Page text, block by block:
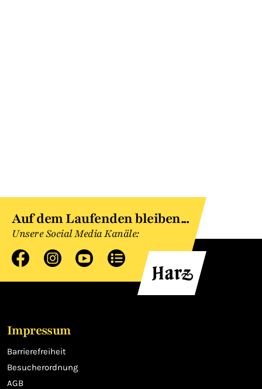
Auf dem Laufenden bleiben...
Unsere Social Media Kanäle:
Impressum
Barrierefreiheit
Besucherordnung
AGB